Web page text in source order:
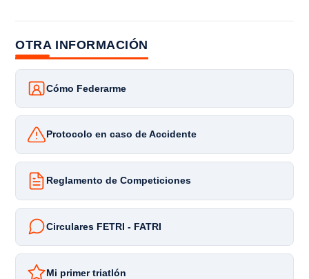
OTRA INFORMACIÓN
Cómo Federarme
Protocolo en caso de Accidente
Reglamento de Competiciones
Circulares FETRI - FATRI
Mi primer triatlón